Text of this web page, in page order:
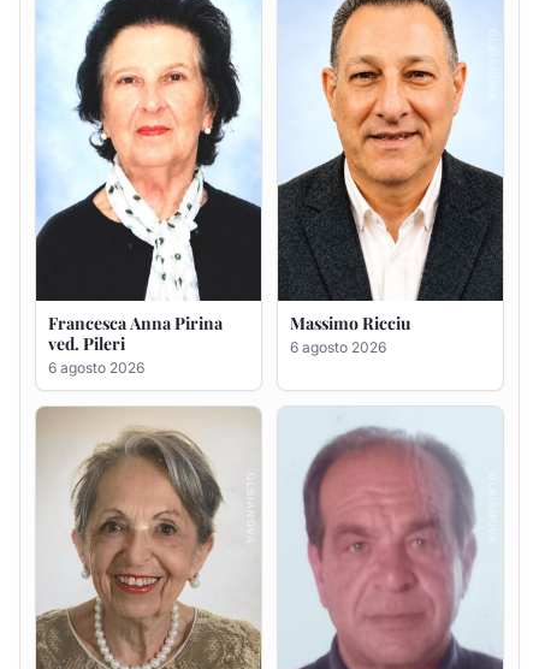
6 agosto 2026
Maria Teresa Floris ved.
6 agosto 2026
Renzo Murrai
5 agosto 2026